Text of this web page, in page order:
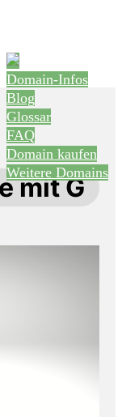
Domain-Infos
Blog
Glossar
FAQ
Domain kaufen
Weitere Domains
mit G